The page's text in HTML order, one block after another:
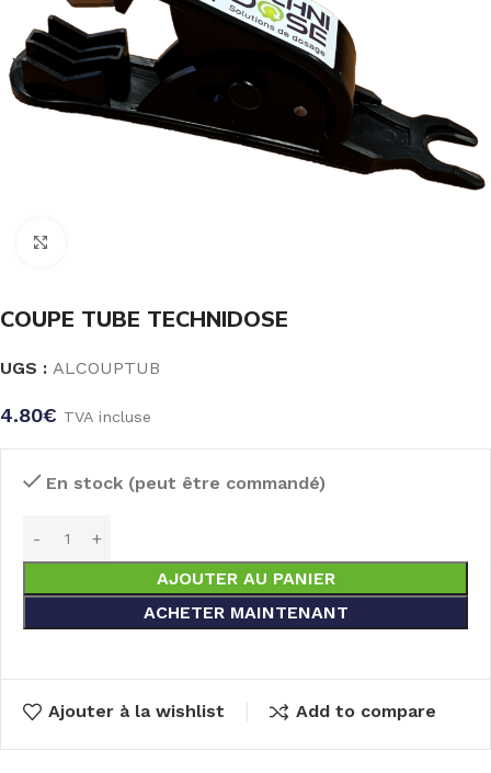
COUPE TUBE TECHNIDOSE
UGS : ALCOUPTUB
4.80€ TVA incluse
En stock (peut être commandé)
AJOUTER AU PANIER
ACHETER MAINTENANT
Ajouter à la wishlist Add to compare